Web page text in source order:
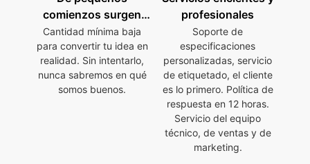
comienzos surgen
grandes cosas.
Cantidad mínima baja
para convertir tu idea en
realidad. Sin intentarlo,
nunca sabremos en qué
somos buenos.
profesionales
Soporte de
especificaciones
personalizadas, servicio
de etiquetado, el cliente
es lo primero. Política de
respuesta en 12 horas.
Servicio del equipo
técnico, de ventas y de
marketing.